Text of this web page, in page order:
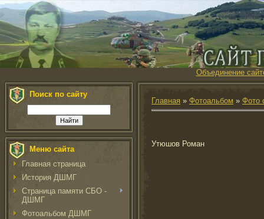
Объединение
Поиск по сайту
Меню сайта
Главная страница
История ДШМГ
Страница памяти СБО -
ДШМГ
Фотоальбом ДШМГ
Главная » Фотоальбом » Фото
Утюшов Роман